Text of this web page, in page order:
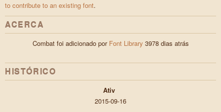
to contribute to an existing font.
ACERCA
Combat foi adicionado por Font Library 3978 dias atrás
HISTÓRICO
Ativ
2015-09-16